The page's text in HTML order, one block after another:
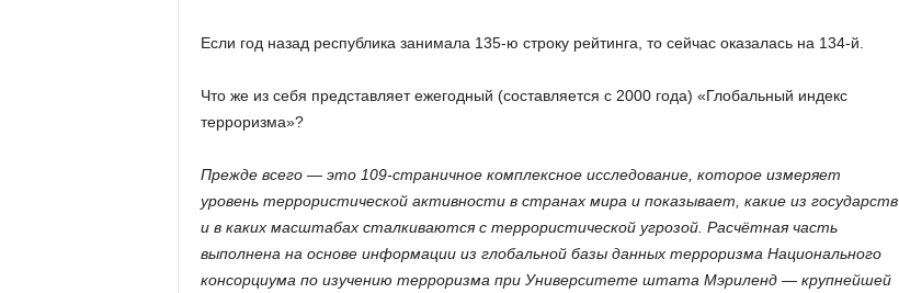
Если год назад республика занимала 135-ю строку рейтинга, то сейчас оказалась на 134-й.
Что же из себя представляет ежегодный (составляется с 2000 года) «Глобальный индекс
терроризма»?
Прежде всего — это 109-страничное комплексное исследование, которое измеряет
уровень террористической активности в странах мира и показывает, какие из государств
и в каких масштабах сталкиваются с террористической угрозой. Расчётная часть
выполнена на основе информации из глобальной базы данных терроризма Национального
консорциума по изучению терроризма при Университете штата Мэриленд — крупнейшей